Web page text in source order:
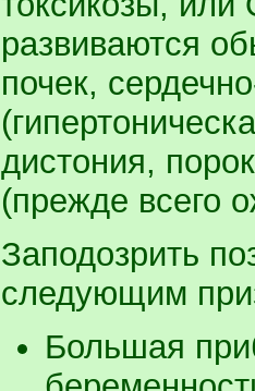
развиваются
почек,
дистония,
(прежде всего
Заподозрить
следующим
Большая